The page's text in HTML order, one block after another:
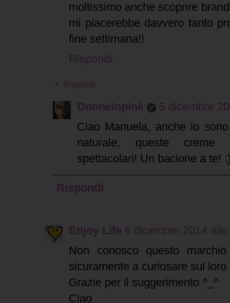
moltissimo anche scoprire
mi piacerebbe davvero tanto
fine settimana!!
Rispondi
Risposte
Donneinpink
5 dicembre
Ciao Manuela, anche io
naturale, queste creme
spettacolari! Un bacione a te!
Rispondi
Enjoy Life 6 dicembre 2014
Non conosco questo
sicuramente a curiosare sul loro
Grazie per il suggerimento ^_^
Ciao